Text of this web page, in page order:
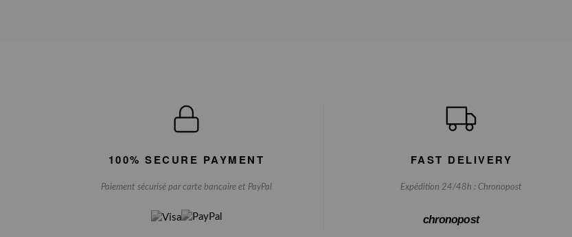
100% SECURE PAYMENT
Paiement sécurisé par carte bancaire et PayPal
FAST DELIVERY
Expédition 24/48h : Chronopost
chronopost